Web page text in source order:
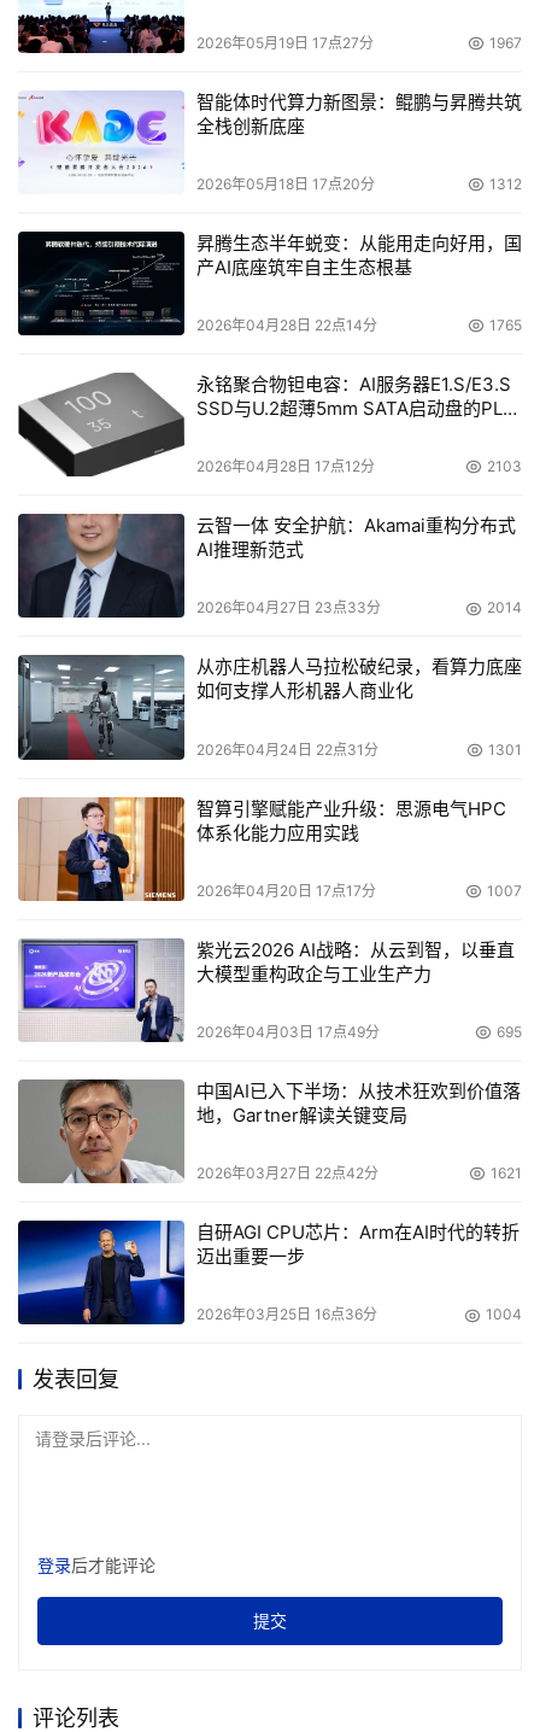
2026年05月19日 17点27分 1967
智能体时代算力新图景：鲲鹏与昇腾共筑
全栈创新底座
2026年05月18日 17点20分 1312
昇腾生态半年蜕变：从能用走向好用，国
产AI底座筑牢自主生态根基
2026年04月28日 22点14分 1765
永铭聚合物钽电容：AI服务器E1.S/E3.S
SSD与U.2超薄5mm SATA启动盘的PLP
2026年04月28日 17点12分 2103
云智一体 安全护航：Akamai重构分布式
AI推理新范式
2026年04月27日 23点33分 2014
从亦庄机器人马拉松破纪录，看算力底座
如何支撑人形机器人商业化
2026年04月24日 22点31分 1301
智算引擎赋能产业升级：思源电气HPC
体系化能力应用实践
2026年04月20日 17点17分 1007
紫光云2026 AI战略：从云到智，以垂直
大模型重构政企与工业生产力
2026年04月03日 17点49分 695
中国AI已入下半场：从技术狂欢到价值落
地，Gartner解读关键变局
2026年03月27日 22点42分 1621
自研AGI CPU芯片：Arm在AI时代的转折
迈出重要一步
2026年03月25日 16点36分 1004
发表回复
请登录后评论...
登录后才能评论
提交
评论列表